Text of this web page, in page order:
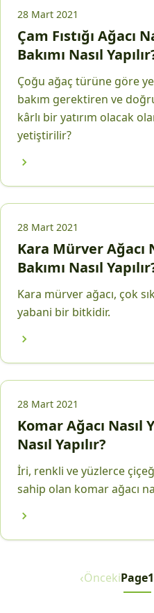
28 Mart 2021
Çam Fıstığı Ağacı
Bakımı Nasıl
Çoğu ağaç türüne göre
bakım gerektiren ve
kârlı bir yatırım olacak
yetiştirilir?
28 Mart 2021
Kara Mürver Ağacı
Bakımı Nasıl
Kara mürver ağacı, çok
yabani bir bitkidir.
28 Mart 2021
Komar Ağacı Nasıl
Nasıl Yapılır?
İri, renkli ve yüzlerce
sahip olan komar ağacı
‹ÖncekiPage1